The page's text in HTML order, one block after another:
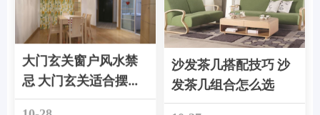
大门玄关窗户风水禁
忌 大门玄关适合摆放
什么
沙发茶几搭配技巧 沙
发茶几组合怎么选
10-27